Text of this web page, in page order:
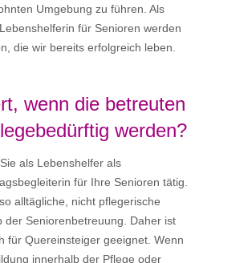
Umgebung zu führen. Als
für Senioren werden
die wir bereits erfolgreich leben.
wenn die betreuten
werden?
als Lebenshelfer als
für Ihre Senioren tätig.
alltägliche, nicht pflegerische
der Seniorenbetreuung. Daher ist
für Quereinsteiger geeignet. Wenn
innerhalb der Pflege oder